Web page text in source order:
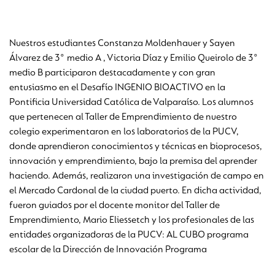
Nuestros estudiantes Constanza Moldenhauer y Sayen
Álvarez de 3° medio A , Victoria Díaz y Emilio Queirolo de 3°
medio B participaron destacadamente y con gran
entusiasmo en el Desafío INGENIO BIOACTIVO en la
Pontificia Universidad Católica de Valparaíso. Los alumnos
que pertenecen al Taller de Emprendimiento de nuestro
colegio experimentaron en los laboratorios de la PUCV,
donde aprendieron conocimientos y técnicas en bioprocesos,
innovación y emprendimiento, bajo la premisa del aprender
haciendo. Además, realizaron una investigación de campo en
el Mercado Cardonal de la ciudad puerto. En dicha actividad,
fueron guiados por el docente monitor del Taller de
Emprendimiento, Mario Eliessetch y los profesionales de las
entidades organizadoras de la PUCV: AL CUBO programa
escolar de la Dirección de Innovación Programa